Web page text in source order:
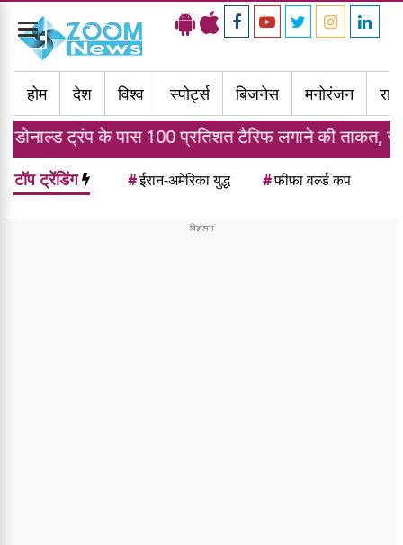
Toggle
navigation
होम
देश विश्व स्पोर्ट्स बिजनेस मनोरंजन
पास 100 प्रतिशत टैरिफ लगाने की ताकत, जानें भारत पर क्या
टॉप ट्रेंडिंग #ईरान-अमेरिका युद्ध #फीफा वर्ल्ड कप